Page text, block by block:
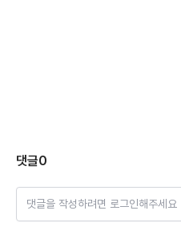
댓글0
댓글을 작성하려면 로그인해주세요